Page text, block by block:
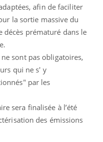
afin de faciliter
la sortie massive du
décès prématuré dans le
sont pas obligatoires,
qui ne s' y
par les
sera finalisée à l’été
des émissions